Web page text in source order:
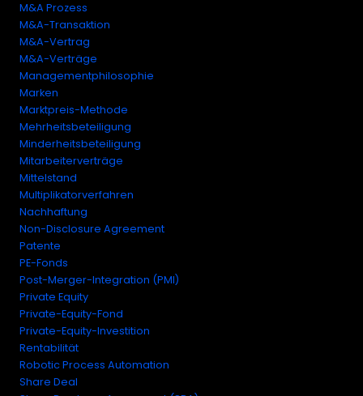
M&A Prozess
M&A-Transaktion
M&A-Vertrag
M&A-Verträge
Managementphilosophie
Marken
Marktpreis-Methode
Mehrheitsbeteiligung
Minderheitsbeteiligung
Mitarbeiterverträge
Mittelstand
Multiplikatorverfahren
Nachhaftung
Non-Disclosure Agreement
Patente
PE-Fonds
Post-Merger-Integration (PMI)
Private Equity
Private-Equity-Fond
Private-Equity-Investition
Rentabilität
Robotic Process Automation
Share Deal